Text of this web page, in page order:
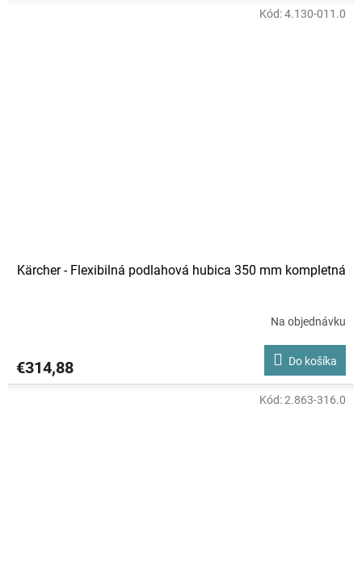
Kärcher - Flexibilná podlahová hubica 350 mm kompletná
Na objednávku
€314,88 Do košíka
Kód:4.130-011.0
Kód:2.863-316.0